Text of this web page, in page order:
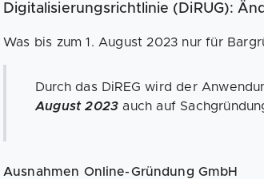
Digitalisierungsrichtlinie (DiRUG):
Was bis zum 1. August 2023 nur für
Durch das DiREG wird der
August 2023auch auf
Ausnahmen Online-Gründung GmbH